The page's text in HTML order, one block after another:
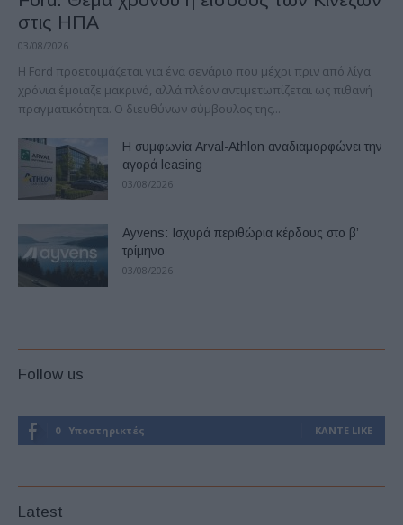
στις ΗΠΑ
03/08/2026
Η Ford προετοιμάζεται για ένα σενάριο που μέχρι πριν από λίγα
χρόνια έμοιαζε μακρινό, αλλά πλέον αντιμετωπίζεται ως πιθανή
πραγματικότητα. Ο διευθύνων σύμβουλος της...
Η συμφωνία Arval-Athlon αναδιαμορφώνει την
αγορά leasing
03/08/2026
Ayvens: Iσχυρά περιθώρια κέρδους στο β’
τρίμηνο
03/08/2026
Follow us
0 Υποστηρικτές ΚΆΝΤΕ LIKE
Latest